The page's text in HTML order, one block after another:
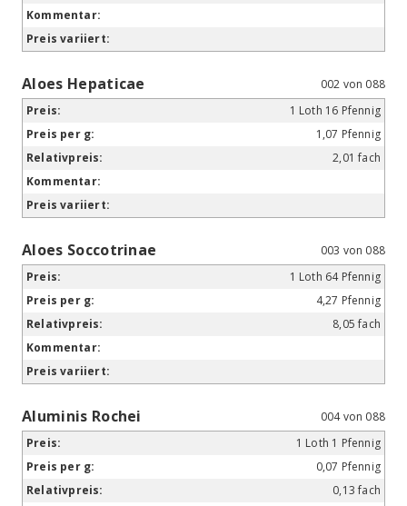
Aloes Hepaticae
002 von 088
1 Loth 16 Pfennig
1,07 Pfennig
2,01 fach
Aloes Soccotrinae
003 von 088
1 Loth 64 Pfennig
4,27 Pfennig
8,05 fach
Aluminis Rochei
004 von 088
1 Loth 1 Pfennig
0,07 Pfennig
0,13 fach